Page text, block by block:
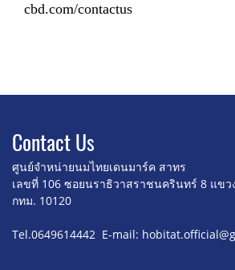
cbd.com/contactus
Contact Us
ศูนย์จำหน่ายนมไทยเดนมาร์ค สาทร
เลขที่ 106 ซอยนราธิวาสราชนครินทร์ 8 แขว
กทม. 10120
Tel.0649614442 E-mail: